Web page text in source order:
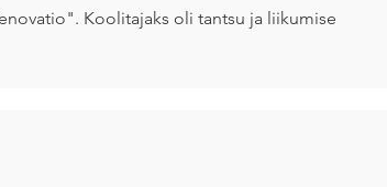
Koolitajaks oli tantsu ja liikumise